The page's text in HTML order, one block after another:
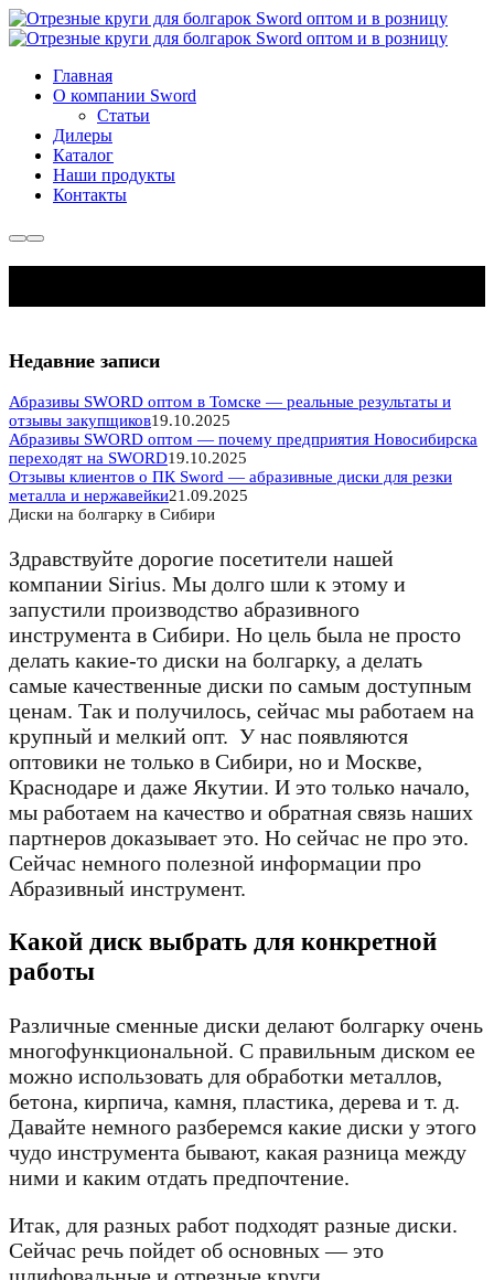
Главная
О компании Sword
Cтатьи
Дилеры
Каталог
Наши продукты
Контакты
Больше
информации
Главное
меню
Диски на болгарку в Сибири
Здравствуйте дорогие посетители нашей
компании Sirius. Мы долго шли к этому и
запустили производство абразивного
инструмента в Сибири. Но цель была не просто
делать какие-то диски на болгарку, а делать
самые качественные диски по самым доступным
ценам. Так и получилось, сейчас мы работаем на
крупный и мелкий опт. У нас появляются
оптовики не только в Сибири, но и Москве,
Краснодаре и даже Якутии. И это только начало,
мы работаем на качество и обратная связь наших
партнеров доказывает это. Но сейчас не про это.
Сейчас немного полезной информации про
Абразивный инструмент.
Какой диск выбрать для конкретной
работы
Различные сменные диски делают болгарку очень
многофункциональной. С правильным диском ее
можно использовать для обработки металлов,
бетона, кирпича, камня, пластика, дерева и т. д.
Давайте немного разберемся какие диски у этого
чудо инструмента бывают, какая разница между
ними и каким отдать предпочтение.
Итак, для разных работ подходят разные диски.
Сейчас речь пойдет об основных — это
Недавние записи
Абразивы SWORD оптом в Томске — реальные результаты и
отзывы закупщиков19.10.2025
Абразивы SWORD оптом — почему предприятия Новосибирска
переходят на SWORD19.10.2025
Отзывы клиентов о ПК Sword — абразивные диски для резки
металла и нержавейки21.09.2025